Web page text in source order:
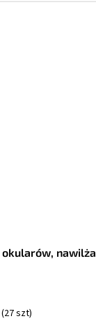
(27 szt)